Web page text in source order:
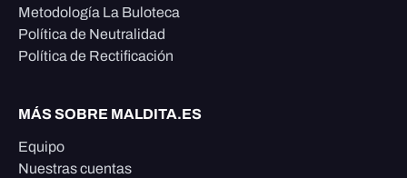
Metodología La Buloteca
Política de Neutralidad
Política de Rectificación
MÁS SOBRE MALDITA.ES
Equipo
Nuestras cuentas